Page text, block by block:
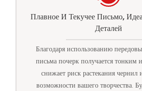
Плавное И Текучее Письмо,
Деталей
Благодаря использованию
письма почерк получается тонким
снижает риск растекания чернил
возможности вашего творчества.